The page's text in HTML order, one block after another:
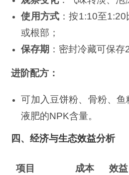
使用方式 ：按1:10至
或根部；
保存期 ：密封冷藏可保存
进阶配方：
可加入豆饼粉、骨粉、
液肥的NPK含量。
四、经济与生态效益分析
项目
成本
效益